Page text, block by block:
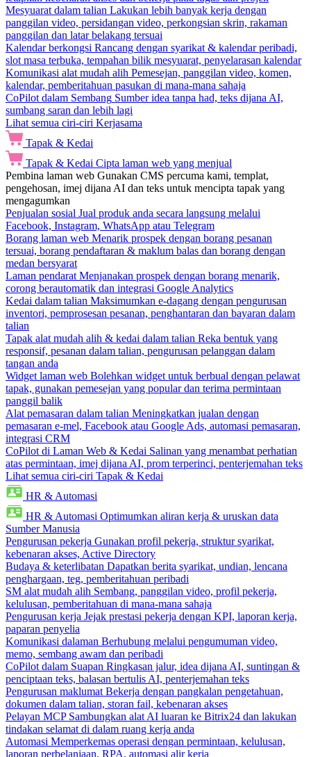
Mesyuarat dalam talian Lakukan lebih banyak kerja dengan
panggilan video, persidangan video, perkongsian skrin, rakaman
panggilan dan latar belakang tersuai
Kalendar berkongsi Rancang dengan syarikat & kalendar peribadi,
slot masa terbuka, tempahan bilik mesyuarat, penyelarasan kalendar
Komunikasi alat mudah alih Pemesejan, panggilan video, komen,
kalendar, pemberitahuan pasukan di mana-mana sahaja
CoPilot dalam Sembang Sumber idea tanpa had, teks dijana AI,
sumbang saran dan lebih lagi
Lihat semua ciri-ciri Kerjasama
Tapak & Kedai
Tapak & Kedai Cipta laman web yang menjual
Pembina laman web Gunakan CMS percuma kami, templat,
pengehosan, imej dijana AI dan teks untuk mencipta tapak yang
mengagumkan
Penjualan sosial Jual produk anda secara langsung melalui
Facebook, Instagram, WhatsApp atau Telegram
Borang laman web Menarik prospek dengan borang pesanan
tersuai, borang pendaftaran & maklum balas dan borang dengan
medan bersyarat
Laman pendarat Menjanakan prospek dengan borang menarik,
corong berautomatik dan integrasi Google Analytics
Kedai dalam talian Maksimumkan e-dagang dengan pengurusan
inventori, pemprosesan pesanan, penghantaran dan bayaran dalam
talian
Tapak alat mudah alih & kedai dalam talian Reka bentuk yang
responsif, pesanan dalam talian, pengurusan pelanggan dalam
tangan anda
Widget laman web Bolehkan widget untuk berbual dengan pelawat
tapak, gunakan pemesejan yang popular dan terima permintaan
panggil balik
Alat pemasaran dalam talian Meningkatkan jualan dengan
pemasaran e-mel, Facebook atau Google Ads, automasi pemasaran,
integrasi CRM
CoPilot di Laman Web & Kedai Salinan yang menambat perhatian
atas permintaan, imej dijana AI, prom terperinci, penterjemahan teks
Lihat semua ciri-ciri Tapak & Kedai
HR & Automasi
HR & Automasi Optimumkan aliran kerja & uruskan data
Sumber Manusia
Pengurusan pekerja Gunakan profil pekerja, struktur syarikat,
kebenaran akses, Active Directory
Budaya & keterlibatan Dapatkan berita syarikat, undian, lencana
penghargaan, teg, pemberitahuan peribadi
SM alat mudah alih Sembang, panggilan video, profil pekerja,
kelulusan, pemberitahuan di mana-mana sahaja
Pengurusan kerja Jejak prestasi pekerja dengan KPI, laporan kerja,
paparan penyelia
Komunikasi dalaman Berhubung melalui pengumuman video,
memo, sembang awam dan peribadi
CoPilot dalam Suapan Ringkasan jalur, idea dijana AI, suntingan &
penciptaan teks, balasan bertulis AI, penterjemahan teks
Pengurusan maklumat Bekerja dengan pangkalan pengetahuan,
dokumen dalam talian, storan fail, kebenaran akses
Pelayan MCP Sambungkan alat AI luaran ke Bitrix24 dan lakukan
tindakan selamat di dalam ruang kerja anda
Automasi Memperkemas operasi dengan permintaan, kelulusan,
laporan perbelanjaan, RPA, automasi alir kerja